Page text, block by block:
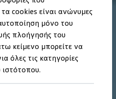
cookies είναι ανώνυμες
μόνο του
πλοήγησής του
κείμενο μπορείτε να
όλες τις κατηγορίες